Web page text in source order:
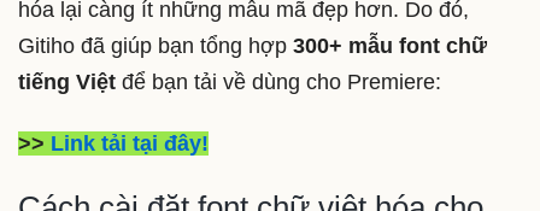
hóa lại càng ít những mẫu mã đẹp hơn. Do đó,
Gitiho đã giúp bạn tổng hợp 300+ mẫu font chữ
tiếng Việt để bạn tải về dùng cho Premiere:
>> Link tải tại đây!